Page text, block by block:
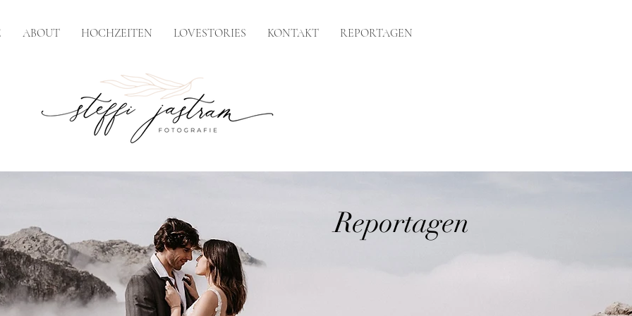
ABOUT HOCHZEITEN LOVESTORIES KONTAKT REPORTAGEN
Reportagen